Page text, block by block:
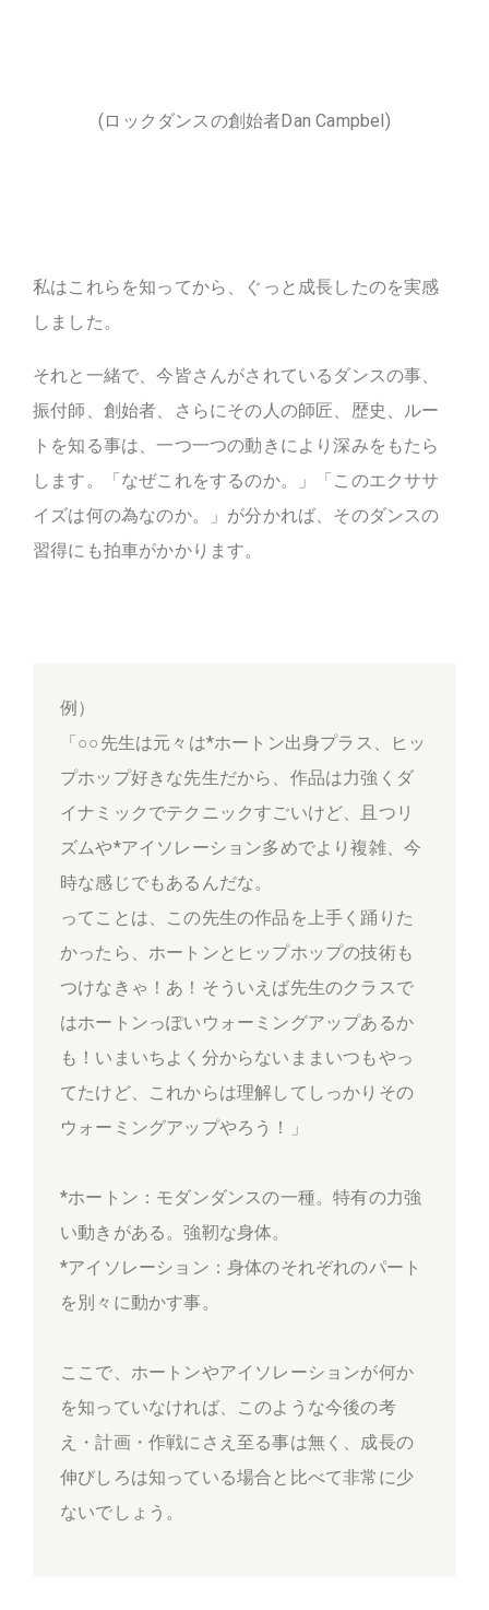
(ロックダンスの創始者Dan Campbel)
私はこれらを知ってから、ぐっと成長したのを実感
しました。
それと一緒で、今皆さんがされているダンスの事、
振付師、創始者、さらにその人の師匠、歴史、ルー
トを知る事は、一つ一つの動きにより深みをもたら
します。「なぜこれをするのか。」「このエクササ
イズは何の為なのか。」が分かれば、そのダンスの
習得にも拍車がかかります。
例）
「○○先生は元々は*ホートン出身プラス、ヒッ
プホップ好きな先生だから、作品は力強くダ
イナミックでテクニックすごいけど、且つリ
ズムや*アイソレーション多めでより複雑、今
時な感じでもあるんだな。
ってことは、この先生の作品を上手く踊りた
かったら、ホートンとヒップホップの技術も
つけなきゃ！あ！そういえば先生のクラスで
はホートンっぽいウォーミングアップあるか
も！いまいちよく分からないままいつもやっ
てたけど、これからは理解してしっかりその
ウォーミングアップやろう！」
*ホートン：モダンダンスの一種。特有の力強
い動きがある。強靭な身体。
*アイソレーション：身体のそれぞれのパート
を別々に動かす事。
ここで、ホートンやアイソレーションが何か
を知っていなければ、このような今後の考
え・計画・作戦にさえ至る事は無く、成長の
伸びしろは知っている場合と比べて非常に少
ないでしょう。